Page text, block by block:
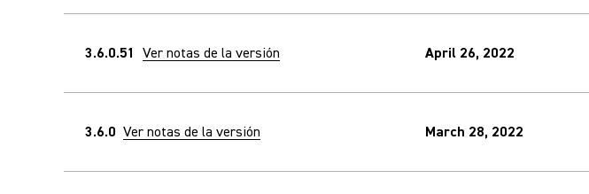
3.6.0.51 Ver notas de la versión April 26, 2022
3.6.0 Ver notas de la versión March 28, 2022